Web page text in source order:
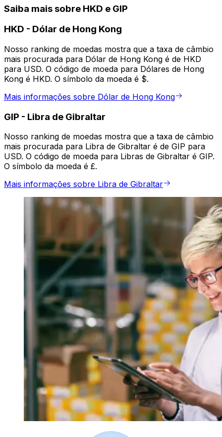
Saiba mais sobre HKD e GIP
HKD - Dólar de Hong Kong
Nosso ranking de moedas mostra que a taxa de câmbio
mais procurada para Dólar de Hong Kong é de HKD
para USD. O código de moeda para Dólares de Hong
Kong é HKD. O símbolo da moeda é $.
Mais informações sobre Dólar de Hong Kong
GIP - Libra de Gibraltar
Nosso ranking de moedas mostra que a taxa de câmbio
mais procurada para Libra de Gibraltar é de GIP para
USD. O código de moeda para Libras de Gibraltar é GIP.
O símbolo da moeda é £.
Mais informações sobre Libra de Gibraltar